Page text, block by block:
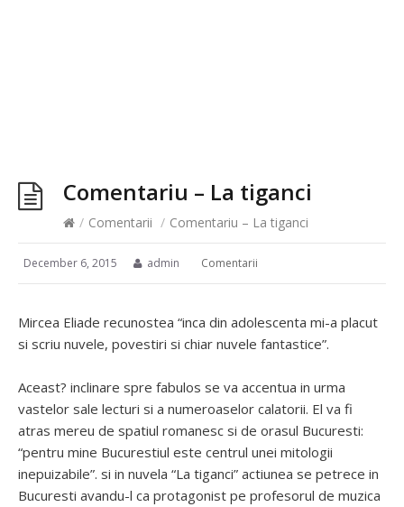
Comentariu – La tiganci
/ Comentarii / Comentariu – La tiganci
December 6, 2015 admin Comentarii
Mircea Eliade recunostea “inca din adolescenta mi-a placut
si scriu nuvele, povestiri si chiar nuvele fantastice”.
Aceast? inclinare spre fabulos se va accentua in urma
vastelor sale lecturi si a numeroaselor calatorii. El va fi
atras mereu de spatiul romanesc si de orasul Bucuresti:
“pentru mine Bucurestiul este centrul unei mitologii
inepuizabile”. si in nuvela “La tiganci” actiunea se petrece in
Bucuresti avandu-l ca protagonist pe profesorul de muzica